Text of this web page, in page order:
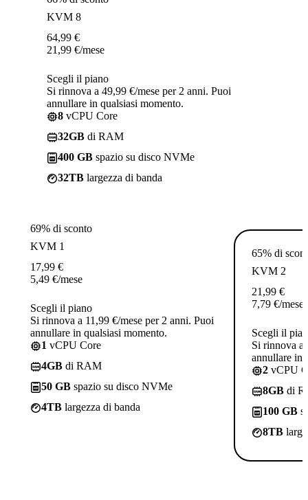
KVM 8
64,99 €
21,99 €/mese
Scegli il piano
Si rinnova a 49,99 €/mese per 2 anni. Puoi
annullare in qualsiasi momento.
8 vCPU Core
32GB di RAM
400 GB spazio su disco NVMe
32TB largezza di banda
69% di sconto
KVM 1
17,99 €
5,49 €/mese
Scegli il piano
Si rinnova a 11,99 €/mese per 2 anni. Puoi
annullare in qualsiasi momento.
1 vCPU Core
4GB di RAM
50 GB spazio su disco NVMe
4TB largezza di banda
65% di
KVM 2
21,99 €
7,79 €/mese
Scegli il
Si rinnova a
annullare in
2 vCPU
8GB di
100 GB
8TB